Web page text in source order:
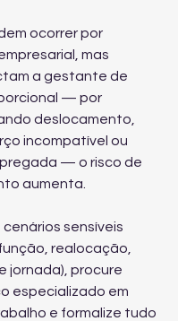
ocorrer por
mas
a gestante de
— por
deslocamento,
incompatível ou
— o risco de
aumenta.
cenários sensíveis
realocação,
jornada), procure
especializado em
e formalize tudo